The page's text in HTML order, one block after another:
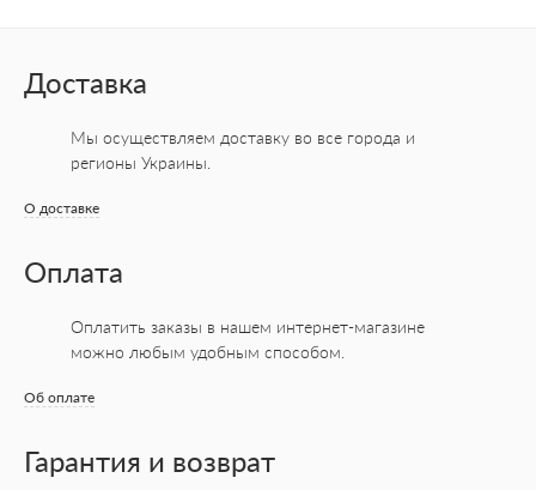
Доставка
Мы осуществляем доставку во все города и
регионы Украины.
О доставке
Оплата
Оплатить заказы в нашем интернет-магазине
можно любым удобным способом.
Об оплате
Гарантия и возврат